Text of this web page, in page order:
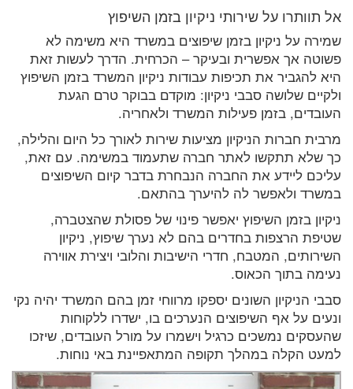
אל תוותרו על שירותי ניקיון בזמן השיפוץ
שמירה על ניקיון בזמן שיפוצים במשרד היא משימה לא
פשוטה אך אפשרית ובעיקר – הכרחית. הדרך לעשות זאת
היא להגביר את תכיפות עבודות ניקיון המשרד בזמן השיפוץ
ולקיים שלושה סבבי ניקיון: מוקדם בבוקר טרם הגעת
העובדים, בזמן פעילות המשרד ולאחריה.
מרבית חברות הניקיון מציעות שירות לאורך כל היום והלילה,
כך שלא תתקשו לאתר חברה שתעמוד במשימה. עם זאת,
עליכם ליידע את החברה הנבחרת בדבר קיום השיפוצים
במשרד ולאפשר לה להיערך בהתאם.
ניקיון בזמן השיפוץ יאפשר פינוי של פסולת שהצטברה,
שטיפת הרצפות בחדרים בהם לא נערך שיפוץ, ניקיון
השירותים, המטבח, חדרי הישיבות והלובי ויצירת אווירה
נעימה בתוך הכאוס.
סבבי הניקיון השונים יספקו מרווחי זמן בהם המשרד יהיה נקי
ונעים על אף השיפוצים הנערכים בו, ישדרו ללקוחות
שהעסקים נמשכים כרגיל וישמרו על מורל העובדים, שיזכו
למעט הקלה במהלך תקופה המתאפיינת באי נוחות.